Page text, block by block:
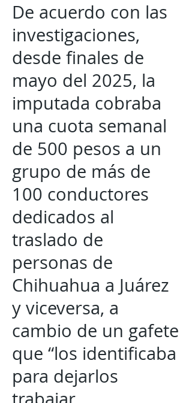
De acuerdo con las
investigaciones,
desde finales de
mayo del 2025, la
imputada cobraba
una cuota semanal
de 500 pesos a un
grupo de más de
100 conductores
dedicados al
traslado de
personas de
Chihuahua a Juárez
y viceversa, a
cambio de un gafete
que “los identificaba
para dejarlos